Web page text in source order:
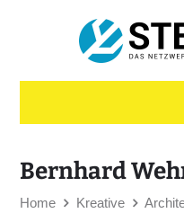
Bernhard
Home Kreative